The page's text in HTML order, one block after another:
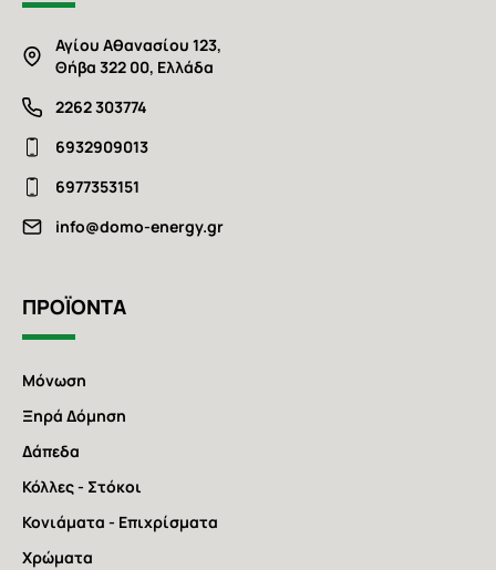
Αγίου Αθανασίου 123,
Θήβα 322 00, Ελλάδα
2262 303774
6932909013
6977353151
info@domo-energy.gr
ΠΡΟΪΟΝΤΑ
Μόνωση
Ξηρά Δόμηση
Δάπεδα
Κόλλες - Στόκοι
Κονιάματα - Επιχρίσματα
Χρώματα